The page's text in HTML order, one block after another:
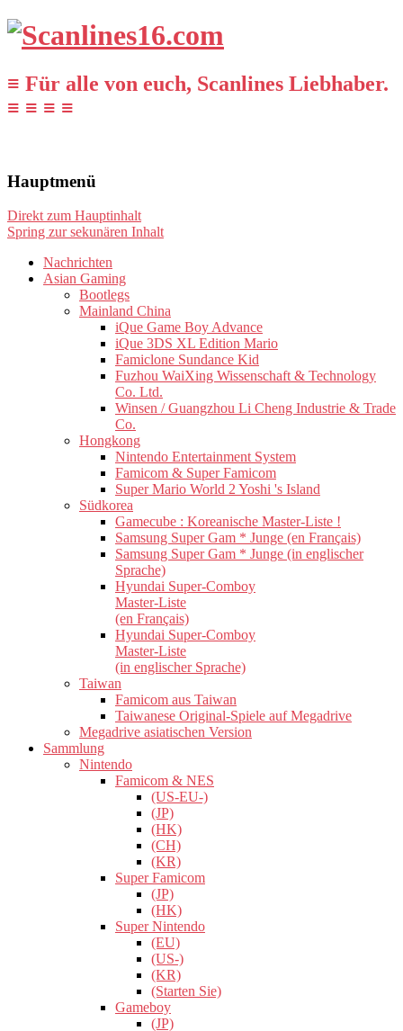
≡ Für alle von euch, Scanlines Liebhaber.
≡ ≡ ≡ ≡
Hauptmenü
Direkt zum Hauptinhalt
Spring zur sekunären Inhalt
Nachrichten
Asian Gaming
Bootlegs
Mainland China
iQue Game Boy Advance
iQue 3DS XL Edition Mario
Famiclone Sundance Kid
Fuzhou WaiXing Wissenschaft & Technology
Co. Ltd.
Winsen / Guangzhou Li Cheng Industrie & Trade
Co.
Hongkong
Nintendo Entertainment System
Famicom & Super Famicom
Super Mario World 2 Yoshi 's Island
Südkorea
Gamecube : Koreanische Master-Liste !
Samsung Super Gam * Junge (en Français)
Samsung Super Gam * Junge (in englischer
Sprache)
Hyundai Super-Comboy
Master-Liste
(en Français)
Hyundai Super-Comboy
Master-Liste
(in englischer Sprache)
Taiwan
Famicom aus Taiwan
Taiwanese Original-Spiele auf Megadrive
Megadrive asiatischen Version
Sammlung
Nintendo
Famicom & NES
(US-EU-)
(JP)
(HK)
(CH)
(KR)
Super Famicom
(JP)
(HK)
Super Nintendo
(EU)
(US-)
(KR)
(Starten Sie)
Gameboy
(JP)